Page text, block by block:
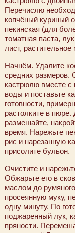
Перечислю
копчёный куриный
пекинская (для
томатная паста,
лист,
Начнём. Удалите
средних размеров.
кастрюлю вместе с
воды и поставьте
готовности,
растолките в
размешайте,
время. Нарежьте
рис и нарезанную
присолите бульон.
Очистите и
Обжарьте его в
маслом до
просеянную муку,
одну минуту. По
поджаренный лук,
пряности.